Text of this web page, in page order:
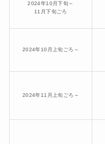
2024年10月下旬～
11月下旬ごろ
2024年10月上旬ごろ～
2024年11月上旬ごろ～